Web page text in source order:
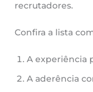
recrutadores.
Confira a lista
A experiência
A aderência